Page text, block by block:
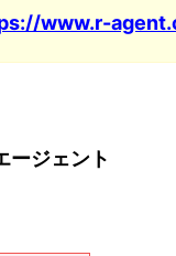
www.r-
ージェント